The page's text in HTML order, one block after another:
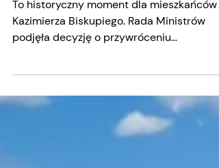
miasto na mapie regionu
To historyczny moment dla mieszkańców
156 lat temu. - Kazimierz Biskupi oficjalnie
znów jest miastem! To wyjątkowy moment
dla naszej wspólnoty i początek nowego